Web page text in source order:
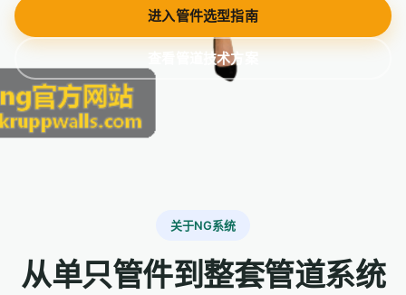
进入管件选型指南
查看管道技术方案
关于NG系统
从单只管件到整套管道系统